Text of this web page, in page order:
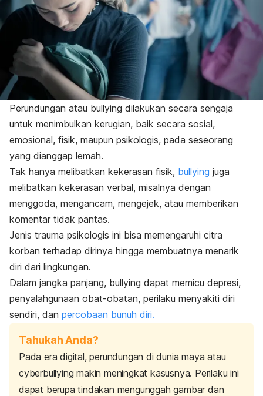
Perundungan atau bullying dilakukan secara sengaja
untuk menimbulkan kerugian, baik secara sosial,
emosional, fisik, maupun psikologis, pada seseorang
yang dianggap lemah.
Tak hanya melibatkan kekerasan fisik, bullying juga
melibatkan kekerasan verbal, misalnya dengan
menggoda, mengancam, mengejek, atau memberikan
komentar tidak pantas.
Jenis trauma psikologis ini bisa memengaruhi citra
korban terhadap dirinya hingga membuatnya menarik
diri dari lingkungan.
Dalam jangka panjang, bullying dapat memicu depresi,
penyalahgunaan obat-obatan, perilaku menyakiti diri
sendiri, dan percobaan bunuh diri.
Tahukah Anda?
Pada era digital, perundungan di dunia maya atau
cyberbullyingmakin meningkat kasusnya. Perilaku ini
dapat berupa tindakan mengunggah gambar dan